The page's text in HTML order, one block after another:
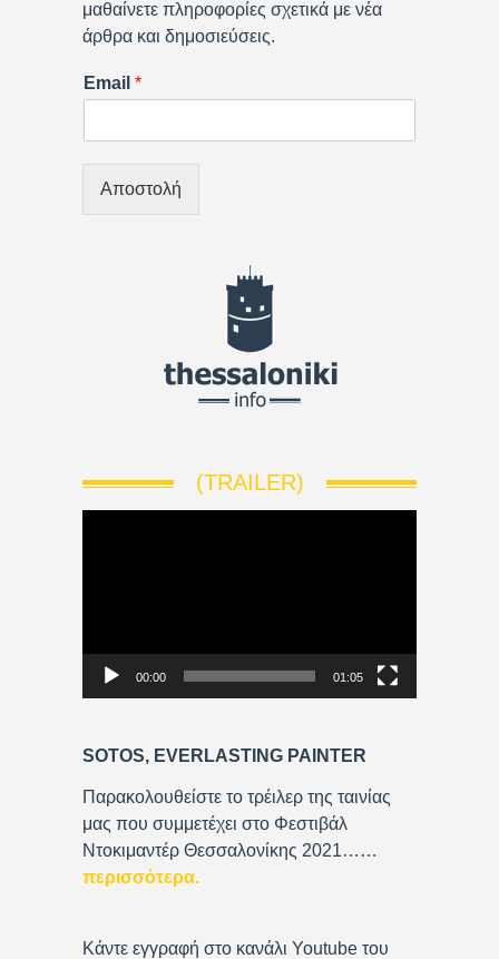
μαθαίνετε πληροφορίες σχετικά με νέα
άρθρα και δημοσιεύσεις.
Email *
Αποστολή
(TRAILER)
P
e
r
00:00 01:05
SOTOS, EVERLASTING PAINTER
Παρακολουθείστε το τρέιλερ της ταινίας
μας που συμμετέχει στο Φεστιβάλ
Ντοκιμαντέρ Θεσσαλονίκης 2021……
περισσότερα.
Κάντε εγγραφή στο κανάλι Youtube του